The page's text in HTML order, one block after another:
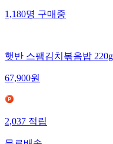
1,180명구매중
햇반 스팸김치볶음밥
67,900원
2,037적립